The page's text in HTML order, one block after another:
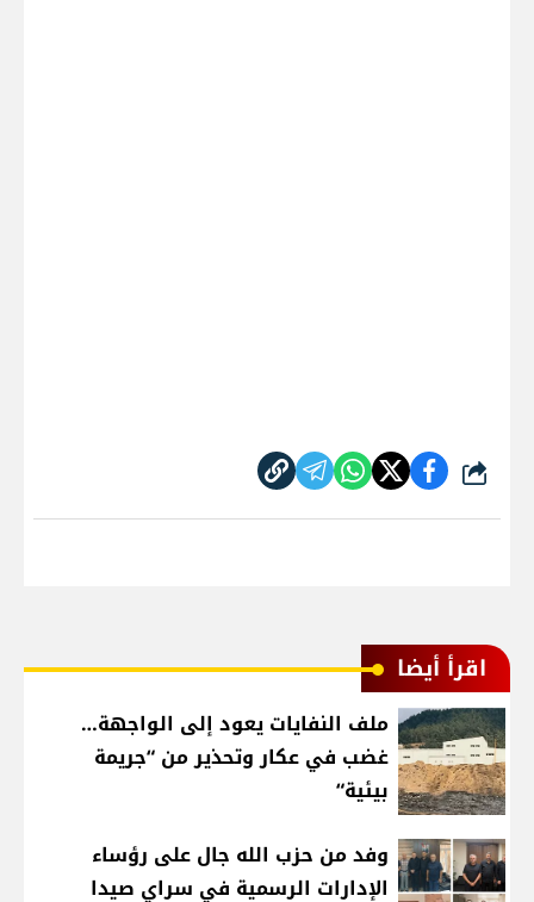
شارك
اقرأ أيضا
ملف النفايات يعود إلى الواجهة…
غضب في عكار وتحذير من “جريمة
بيئية“
وفد من حزب الله جال على رؤساء
الإدارات الرسمية في سراي صيدا